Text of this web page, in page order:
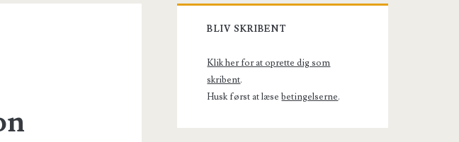
Primary
Sidebar
BLIV SKRIBENT
Klik her for at oprette dig som
skribent.
Husk først at læsebetingelserne.